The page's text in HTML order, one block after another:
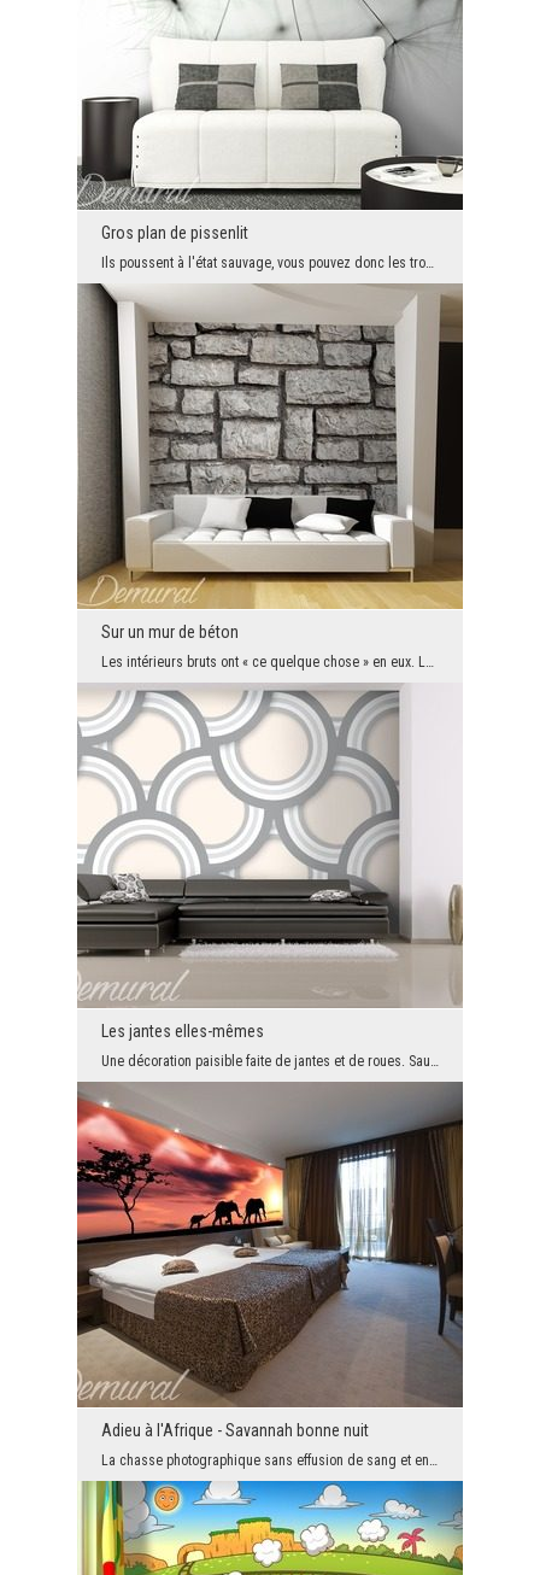
Gros plan de pissenlit
Ils poussent à l'état sauvage, vous pouvez donc les trouver partout. Mais personne ne les regarde...
Sur un mur de béton
Les intérieurs bruts ont « ce quelque chose » en eux. Le problème est que donner à un salon ou à ...
Les jantes elles-mêmes
Une décoration paisible faite de jantes et de roues. Sauf qu'il semble que plusieurs d'entre eux ...
Adieu à l'Afrique - Savannah bonne nuit
La chasse photographique sans effusion de sang et en même temps très excitante de la nature afric...